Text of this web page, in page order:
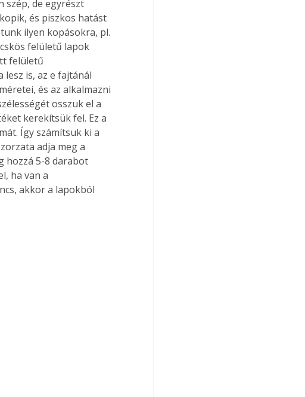
és piszkos hatást
ilyen kopásokra, pl.
felületű lapok
felületű
is, az e fajtánál
és az alkalmazni
osszuk el a
kerekítsük fel. Ez a
Így számítsuk ki a
adja meg a
hozzá 5-8 darabot
ha van a
akkor a lapokból